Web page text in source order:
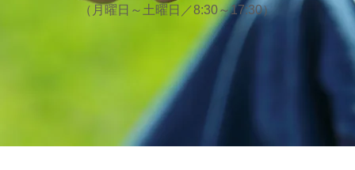
（月曜日～土曜日／8:30～17:30）